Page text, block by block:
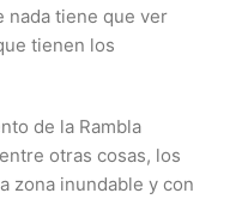
nada tiene que ver
tienen los
de la Rambla
otras cosas, los
zona inundable y con